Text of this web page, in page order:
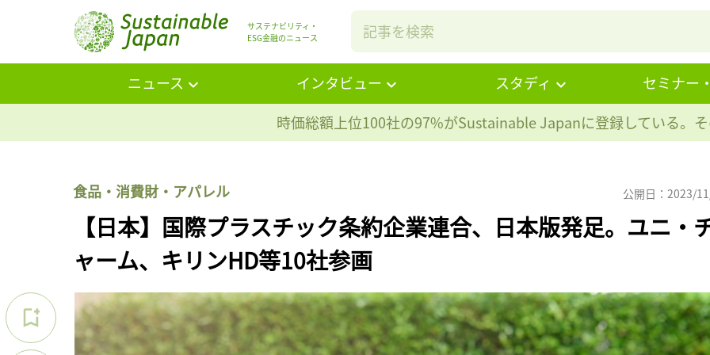
サステナビリティ・
ESG金融のニュース
ニュース インタビュー スタディ
セミナー
時価総額上位100社の97%がSustainable Japanに登録している。
食品・消費財・アパレル 公開日：2023/
【日本】国際プラスチック条約企業連合、日本版発足。ユニ・
ャーム、キリンHD等10社参画